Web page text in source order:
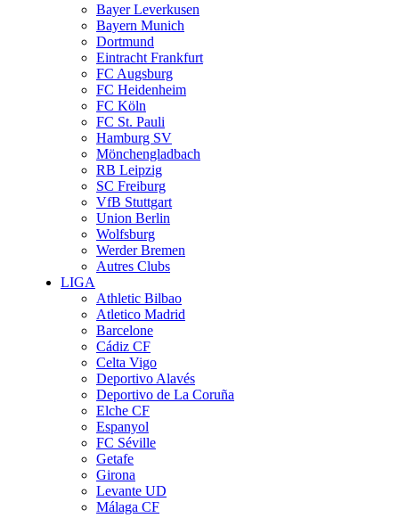
Bayer Leverkusen
Bayern Munich
Dortmund
Eintracht Frankfurt
FC Augsburg
FC Heidenheim
FC Köln
FC St. Pauli
Hamburg SV
Mönchengladbach
RB Leipzig
SC Freiburg
VfB Stuttgart
Union Berlin
Wolfsburg
Werder Bremen
Autres Clubs
LIGA
Athletic Bilbao
Atletico Madrid
Barcelone
Cádiz CF
Celta Vigo
Deportivo Alavés
Deportivo de La Coruña
Elche CF
Espanyol
FC Séville
Getafe
Girona
Levante UD
Málaga CF